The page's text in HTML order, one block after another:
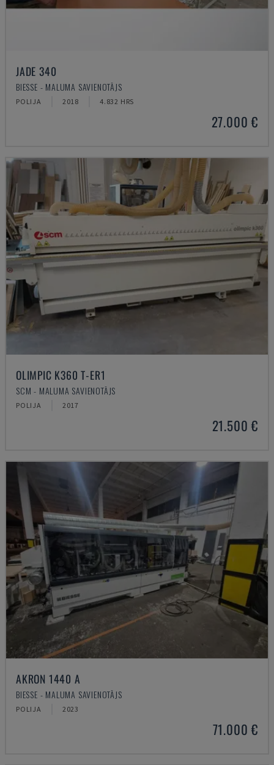
JADE 340
BIESSE - MALUMA SAVIENOTĀJS
POLIJA 2018 4.832 HRS
27.000 €
OLIMPIC K360 T-ER1
SCM - MALUMA SAVIENOTĀJS
POLIJA 2017
21.500 €
AKRON 1440 A
BIESSE - MALUMA SAVIENOTĀJS
POLIJA 2023
71.000 €